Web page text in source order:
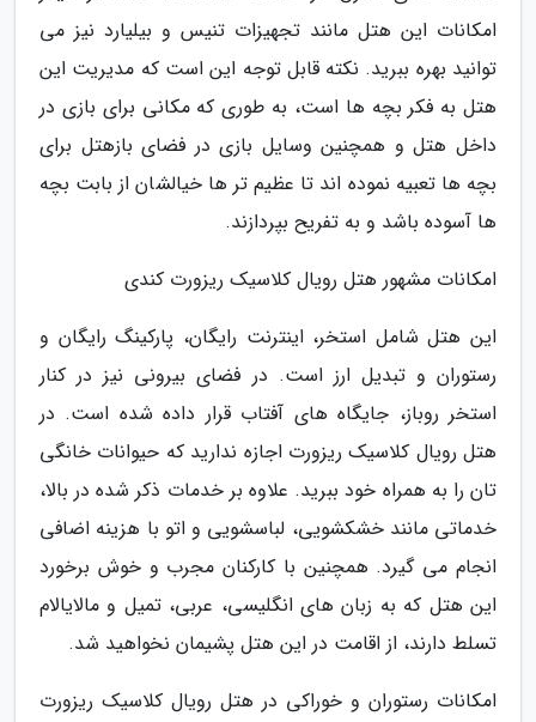
امکانات این هتل مانند تجهیزات تنیس و بیلیارد نیز می
توانید بهره ببرید. نکته قابل توجه این است که مدیریت این
هتل به فکر بچه ها است، به طوری که مکانی برای بازی در
داخل هتل و همچنین وسایل بازی در فضای بازهتل برای
بچه ها تعبیه نموده اند تا عظیم تر ها خیالشان از بابت بچه
ها آسوده باشد و به تفریح بپردازند.
امکانات مشهور هتل رویال کلاسیک ریزورت کندی
این هتل شامل استخر، اینترنت رایگان، پارکینگ رایگان و
رستوران و تبدیل ارز است. در فضای بیرونی نیز در کنار
استخر روباز، جایگاه های آفتاب قرار داده شده است. در
هتل رویال کلاسیک ریزورت اجازه ندارید که حیوانات خانگی
تان را به همراه خود ببرید. علاوه بر خدمات ذکر شده در بالا،
خدماتی مانند خشکشویی، لباسشویی و اتو با هزینه اضافی
انجام می گیرد. همچنین با کارکنان مجرب و خوش برخورد
این هتل که به زبان های انگلیسی، عربی، تمیل و مالایالام
تسلط دارند، از اقامت در این هتل پشیمان نخواهید شد.
امکانات رستوران و خوراکی در هتل رویال کلاسیک ریزورت